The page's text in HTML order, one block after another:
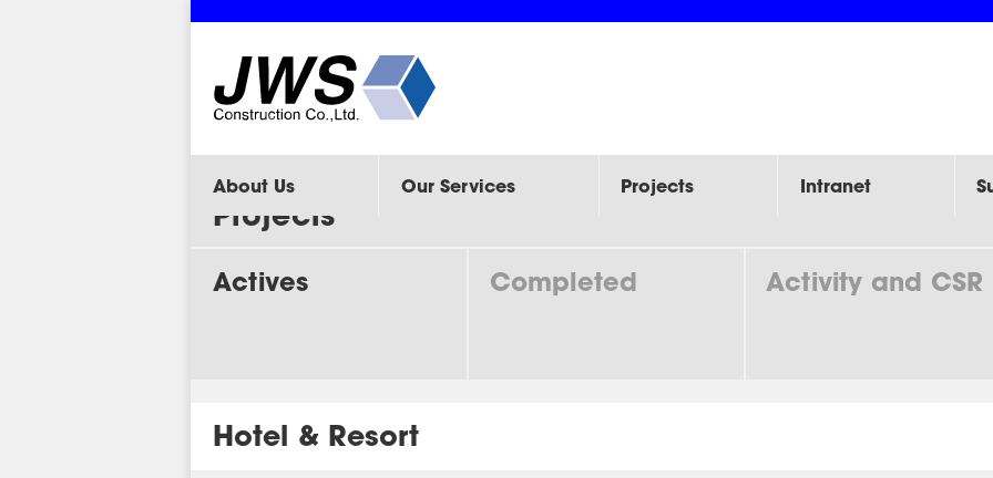
About Us Our Services Projects Intranet
Projects
Actives Completed Activity and CSR
Hotel & Resort